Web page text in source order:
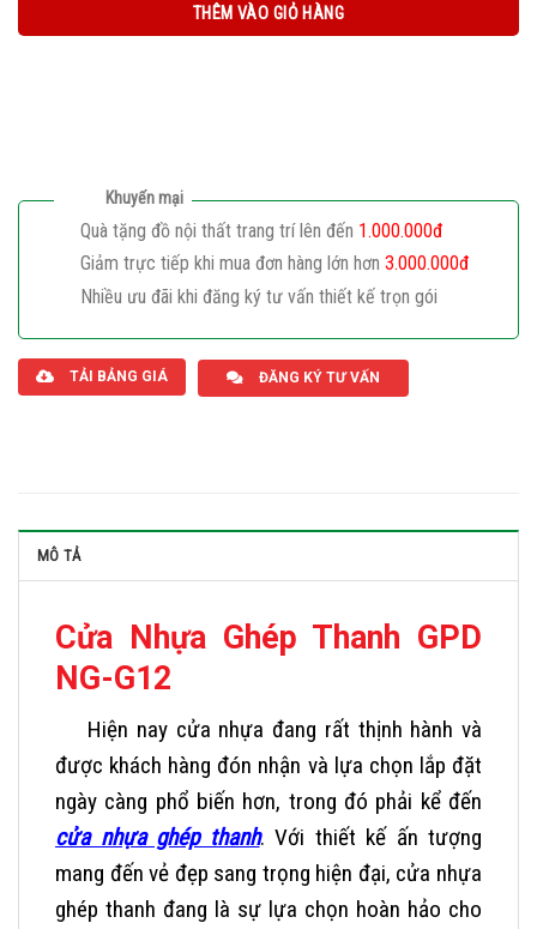
THÊM VÀO GIỎ HÀNG
Khuyến mại
Quà tặng đồ nội thất trang trí lên đến 1.000.000đ
Giảm trực tiếp khi mua đơn hàng lớn hơn 3.000.000đ
Nhiều ưu đãi khi đăng ký tư vấn thiết kế trọn gói
TẢI BẢNG GIÁ ĐĂNG KÝ TƯ VẤN
MÔ TẢ
Cửa Nhựa Ghép Thanh GPD
NG-G12
Hiện nay cửa nhựa đang rất thịnh hành và
được khách hàng đón nhận và lựa chọn lắp đặt
ngày càng phổ biến hơn, trong đó phải kể đến
cửa nhựa ghép thanh. Với thiết kế ấn tượng
mang đến vẻ đẹp sang trọng hiện đại, cửa nhựa
ghép thanh đang là sự lựa chọn hoàn hảo cho